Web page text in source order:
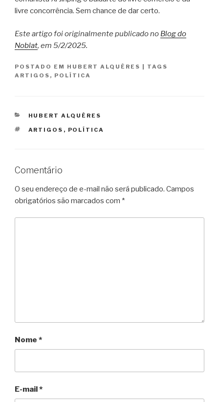
livre concorrência. Sem chance de dar certo.
Este artigo foi originalmente publicado no Blog do
Noblat, em 5/2/2025.
POSTADO EM HUBERT ALQUÉRES
TAGS
ARTIGOS , POLÍTICA
CATEGORIAS
HUBERT ALQUÉRES
TAGS
ARTIGOS , POLÍTICA
Comentário
O seu endereço de e-mail não será publicado. Campos
obrigatórios são marcados com *
Nome *
E-mail*